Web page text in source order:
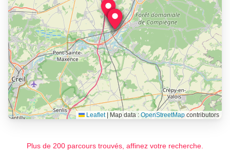
Leaflet Map data : OpenStreetMapcontributors
Plus de 200 parcours trouvés, affinez votre recherche.